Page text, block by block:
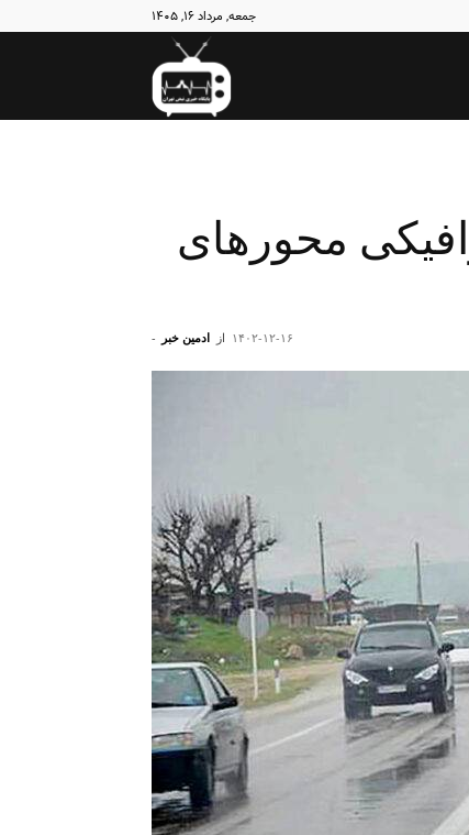
جمعه, مرداد ۱۶, ۱۴۰۵
نبض
محورهای
از ادمین خبر - ۱۴۰۲-۱۲-۱۶